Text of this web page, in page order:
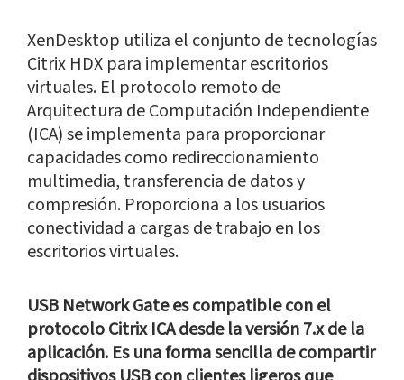
XenDesktop utiliza el conjunto de tecnologías
Citrix HDX para implementar escritorios
virtuales. El protocolo remoto de
Arquitectura de Computación Independiente
(ICA) se implementa para proporcionar
capacidades como redireccionamiento
multimedia, transferencia de datos y
compresión. Proporciona a los usuarios
conectividad a cargas de trabajo en los
escritorios virtuales.
USB Network Gate es compatible con el
protocolo Citrix ICA desde la versión 7.x de la
aplicación. Es una forma sencilla de compartir